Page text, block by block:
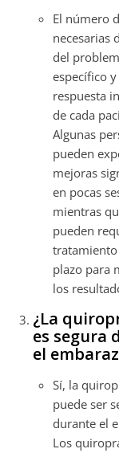
El número
necesarias
del
específico y
respuesta
de cada
Algunas
pueden
mejoras
en pocas
mientras
pueden
plazo para
los
¿La
es segura
el
Sí, la
puede ser
durante el
Los